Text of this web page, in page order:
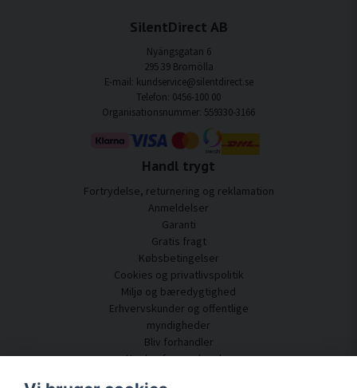
SilentDirect AB
Nyängsgatan 6
295 39 Bromölla
E-mail: kundservice@silentdirect.se
Telefon: 0456-100 00
Organisationsnummer: 559330-3166
Handl trygt
Fortrydelse, returnering og reklamation
Anmeldelser
Garanti
Gratis fragt
Købsbetingelser
Cookies og privatlivspolitik
Miljø og bæredygtighed
Erhvervskunder og offentlige
myndigheder
Bliv forhandler
Nogle af vores kunder
Kundeservice